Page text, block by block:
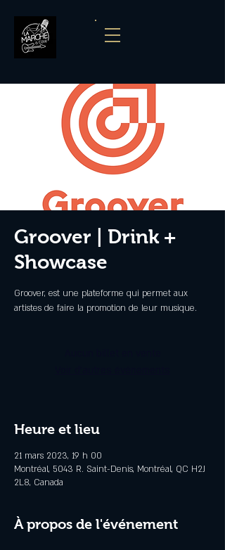
Groover | Drink +
Showcase
Groover, est une plateforme qui permet aux
artistes de faire la promotion de leur musique.
Heure et lieu
21 mars 2023, 19 h 00
Montréal, 5043 R. Saint-Denis, Montréal, QC H2J
2L8, Canada
À propos de l'événement